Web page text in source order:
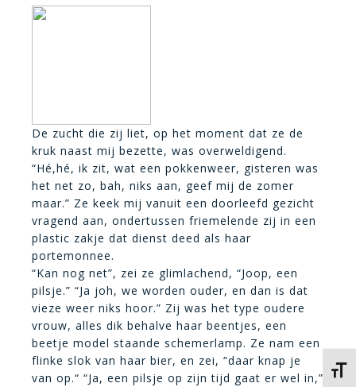
De zucht die zij liet, op het moment dat ze de
kruk naast mij bezette, was overweldigend.
“Hé,hé, ik zit, wat een pokkenweer, gisteren was
het net zo, bah, niks aan, geef mij de zomer
maar.” Ze keek mij vanuit een doorleefd gezicht
vragend aan, ondertussen friemelende zij in een
plastic zakje dat dienst deed als haar
portemonnee.
“Kan nog net”, zei ze glimlachend, “Joop, een
pilsje.” “Ja joh, we worden ouder, en dan is dat
vieze weer niks hoor.” Zij was het type oudere
vrouw, alles dik behalve haar beentjes, een
beetje model staande schemerlamp. Ze nam een
flinke slok van haar bier, en zei, “daar knap je
van op.“ “Ja, een pilsje op zijn tijd gaat er wel in,”